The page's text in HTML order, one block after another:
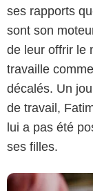
ses rapports
sont son
de leur offrir le
travaille
décalés. Un
de travail,
lui a pas été
ses filles.